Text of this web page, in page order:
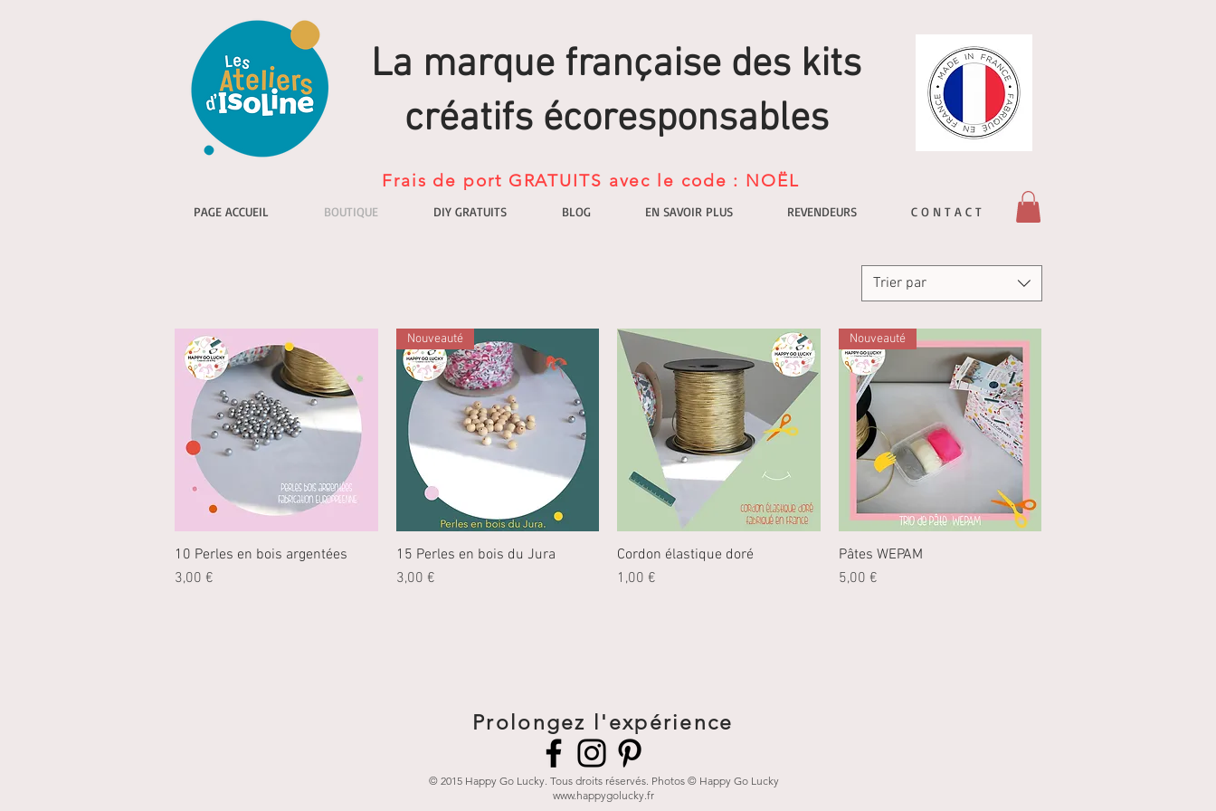
La marque française des kits
créatifs écoresponsables
Frais de port GRATUITS avec le code : NOËL
PAGE ACCUEIL BOUTIQUE DIY GRATUITS BLOG EN SAVOIR PLUS REVENDEURS C O N T A C T
Trier par
Aperçu rapide
10 Perles en bois argentées
Prix
3,00 €
Aperçu rapide
Nouveauté
15 Perles en bois du Jura
Prix
3,00 €
Aperçu rapide
Cordon élastique doré
Prix
1,00 €
Aperçu rapide
Nouveauté
Pâtes WEPAM
Prix
5,00 €
Prolongez l'expérience
© 2015 Happy Go Lucky. Tous droits réservés. Photos © Happy Go Lucky
www.happygolucky.fr